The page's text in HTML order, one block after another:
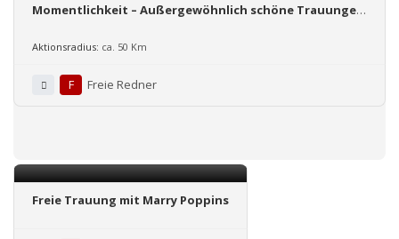
Momentlichkeit – Außergewöhnlich schöne Trauungen
Aktionsradius: ca. 50 Km
F Freie Redner
Freie Trauung mit Marry Poppins